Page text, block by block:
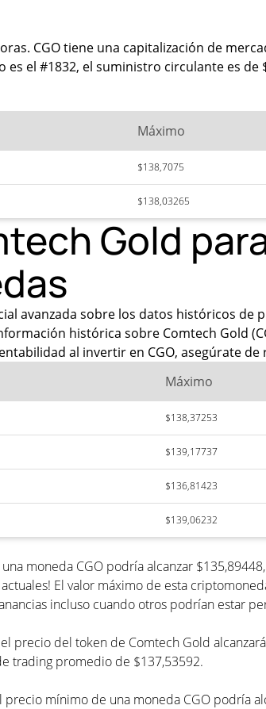
CGO tiene una capitalización de
es el #1832, el suministro circulante es de
Máximo
$138,7075
$138,03265
Gold
avanzada sobre los datos históricos de
histórica sobre Comtech Gold
al invertir en CGO, asegúrate
Máximo
$138,37253
$139,17737
$136,81423
$139,06232
moneda CGO podría alcanzar
El valor máximo de esta
incluso cuando otros podrían estar
precio del token de Comtech Gold
trading promedio de $137,53592.
mínimo de una moneda CGO podría